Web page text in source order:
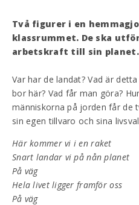
Två figurer i en
klassrummet. De ska
arbetskraft till sin planet.
Var har de landat? Vad är
bor här? Vad får man göra?
människorna på jorden får de
sin egen tillvaro och sina
Har kommer vi i en raket
Snart landar vi på nån planet
På väg
Hela livet ligger framför oss
På väg